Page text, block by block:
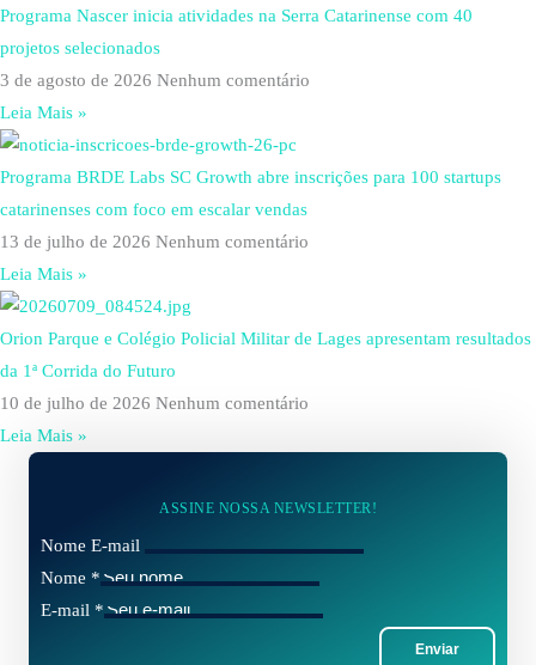
Programa Nascer inicia atividades na Serra Catarinense com 40
projetos selecionados
3 de agosto de 2026 Nenhum comentário
Leia Mais »
Programa BRDE Labs SC Growth abre inscrições para 100 startups
catarinenses com foco em escalar vendas
13 de julho de 2026 Nenhum comentário
Leia Mais »
Orion Parque e Colégio Policial Militar de Lages apresentam resultados
da 1ª Corrida do Futuro
10 de julho de 2026 Nenhum comentário
Leia Mais »
ASSINE NOSSA NEWSLETTER!
Nome E-mail
Nome *
E-mail *
Enviar